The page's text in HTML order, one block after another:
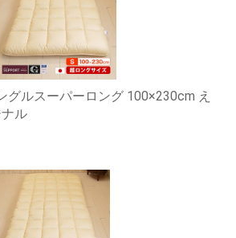
グルスーパーロング 100×230cm え
ル